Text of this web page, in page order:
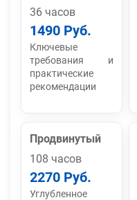
36 часов
1490 Руб.
Ключевые
требования и
практические
рекомендации
Продвинутый
108 часов
2270 Руб.
Углубленное